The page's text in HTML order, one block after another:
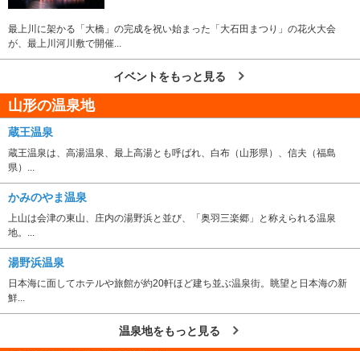
最上川に架かる「大橋」の完成を祝い始まった「大石田まつり」の花火大会
が、最上川河川敷で開催...
イベントをもっと見る
山形の温泉地
蔵王温泉
蔵王温泉は、高湯温泉、最上高湯とも呼ばれ、白布（山形県）、信夫（福島
県）...
かみのやま温泉
上山は会津の東山、庄内の湯野浜と並び、「奥羽三楽郷」と称えられる温泉
地。...
湯野浜温泉
日本海に面してホテルや旅館が約20軒ほど建ち並ぶ温泉街。眺望と日本海の新
鮮...
温泉地をもっと見る